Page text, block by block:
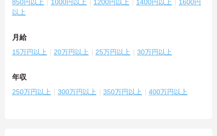
850円以上 1000円以上 1200円以上 1400円以上
1600円
以上
月給
15万円以上 20万円以上 25万円以上 30万円以上
年収
250万円以上 300万円以上 350万円以上 400万円以上